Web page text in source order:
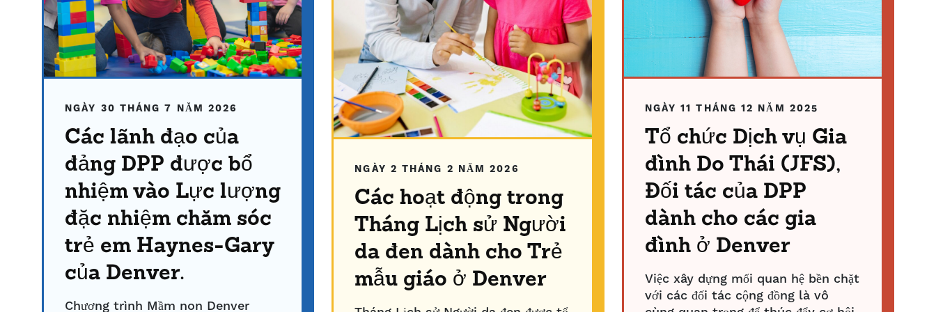
NGÀY 30 THÁNG 7 NĂM 2026
Các lãnh đạo của
đảng DPP được bổ
nhiệm vào Lực lượng
đặc nhiệm chăm sóc
trẻ em Haynes-Gary
của Denver.
Chương trình Mầm non Denver
NGÀY 2 THÁNG 2 NĂM 2026
Các hoạt động trong
Tháng Lịch sử Người
da đen dành cho Trẻ
mẫu giáo ở Denver
NGÀY 11 THÁNG 12 NĂM 2025
Tổ chức Dịch vụ Gia
đình Do Thái (JFS),
Đối tác của DPP
dành cho các gia
đình ở Denver
Việc xây dựng mối quan hệ bền chặt
với các đối tác cộng đồng là vô